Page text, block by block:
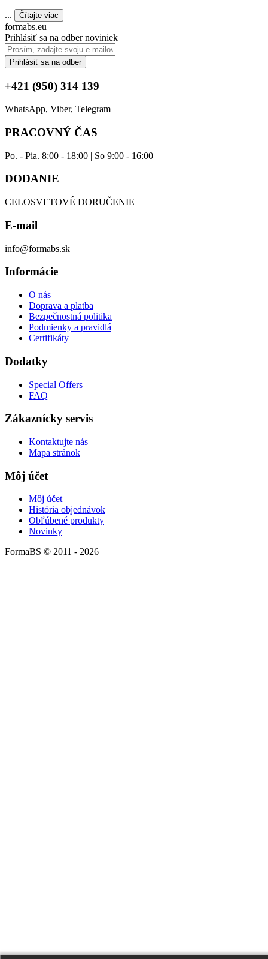
... Čítajte viac
formabs.eu
Prihlásiť sa na odber noviniek
Prihlásiť sa na odber
+421 (950) 314 139
WhatsApp, Viber, Telegram
PRACOVNÝ ČAS
Po. - Pia. 8:00 - 18:00 | So 9:00 - 16:00
DODANIE
CELOSVETOVÉ DORUČENIE
E-mail
info@formabs.sk
Informácie
O nás
Doprava a platba
Bezpečnostná politika
Podmienky a pravidlá
Certifikáty
Dodatky
Special Offers
FAQ
Zákaznícky servis
Kontaktujte nás
Mapa stránok
Môj účet
Môj účet
História objednávok
Obľúbené produkty
Novinky
FormaBS © 2011 - 2026